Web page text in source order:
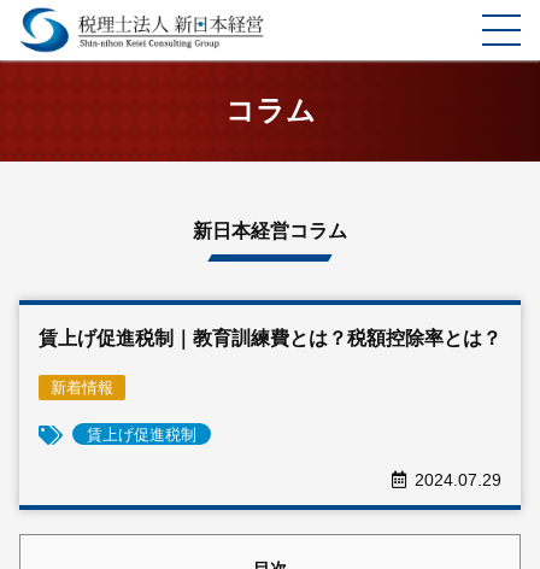
企業理念
コラム
コラム
新日本経営コラム
賃上げ促進税制｜教育訓練費とは？税額控除率とは？
新着情報
賃上げ促進税制
2024.07.29